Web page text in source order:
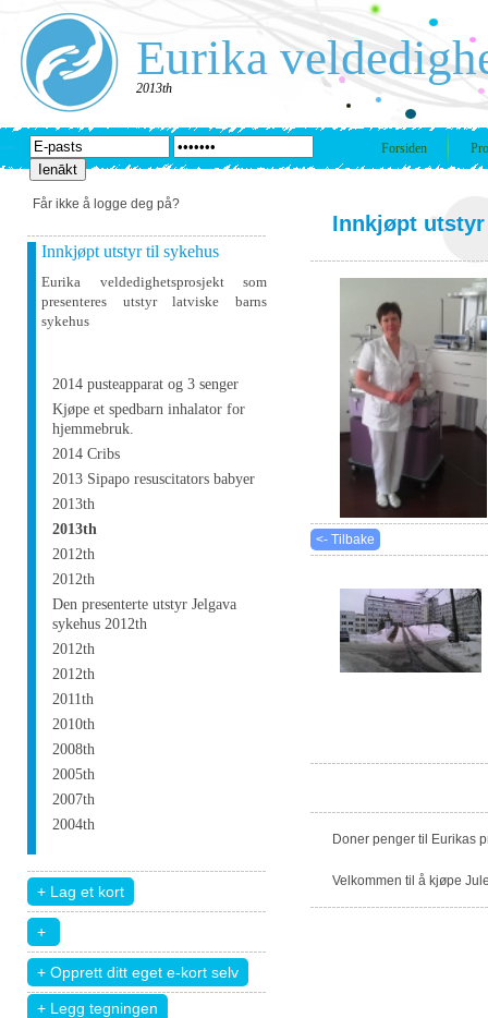
Eurika
2013th
Forsiden
Får ikke å logge deg på?
Innkjøpt utstyr til sykehus
Eurika veldedighetsprosjekt som
presenteres utstyr latviske barns
sykehus
2014 pusteapparat og 3 senger
Kjøpe et spedbarn inhalator for
hjemmebruk.
2014 Cribs
2013 Sipapo resuscitators babyer
2013th
2013th
2012th
2012th
Den presenterte utstyr Jelgava
sykehus 2012th
2012th
2012th
2011th
2010th
2008th
2005th
2007th
2004th
+ Legg tegningen
Innkjøpt
<- Tilbake
Doner penger til Eurikas
Velkommen til å kjøpe